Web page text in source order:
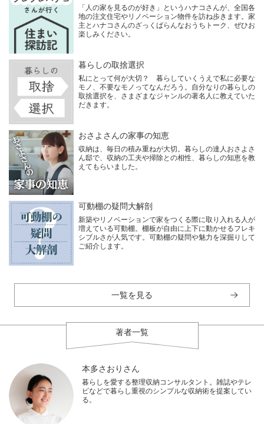
「人の家を見るのが好き」というハナコさんが、全国各
地の注文住宅やリノベーション物件を訪ね歩きます。家
主とハナコさんのざっくばらんなおうちトーク、ぜひお
楽しみください。
暮らしの取捨選択
私にとって何が大切？ 暮らしていくうえで私に必要な
モノ、不要なモノってなんだろう。自分なりの暮らしの
取捨選択を、さまざまなジャンルの著名人に教えていた
だきます。
おさよさんの家事の知恵
収納は、毎日の積み重ねが大切。暮らしの達人おさよさ
ん邸で、収納の工夫や掃除との相性、暮らしの知恵を教
えてもらいました。
可動棚の疑問大解剖
新築やリノベーションで家をつくる際に取り入れる人が
増えている可動棚。棚板が自由に上下に動かせるフレキ
シブルさが人気です。可動棚の疑問や魅力を深掘りして
ご紹介します。
一覧を見る
著者一覧
本多さおりさん
暮らしを愛する整理収納コンサルタント。雑誌やテレ
ビなどで暮らし重視のシンプルな収納術を提案してい
る。